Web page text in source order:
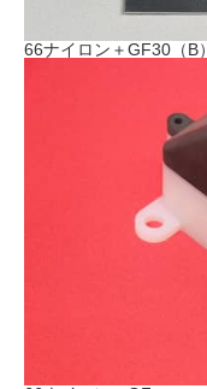
66ナイロン＋GF30（B）